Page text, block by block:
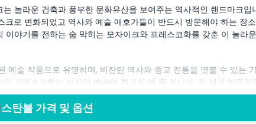
놀라운 건축과 풍부한 문화유산을 보여주는 역사적인 랜드마크입
크로 변화되었고 역사와 예술 애호가들이 반드시 방문해야 하는 장
이야기를 전하는 숨 막히는 모자이크와 프레스코화를 갖춘 이 놀라
예술 작품으로 유명하며, 비잔틴 역사와 종교 전통을 엿볼 수 있는
프레스코화는 비잔틴 예술의 최고의 예 중 하나로, 전 세계 방문객
시험을 견뎌낸 섬세한 디자인과 장인정신을 감상할 수 있습니다.
치한 코라 모스크는 역사적인 명소들로 둘러싸여 있어, 이스탄불의
탄불 가격 및 옵션